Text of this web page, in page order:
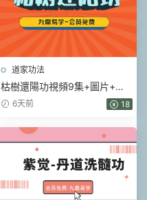
道家功法
枯樹還陽功視頻9集+圖片+贈
送視頻
6天前 18